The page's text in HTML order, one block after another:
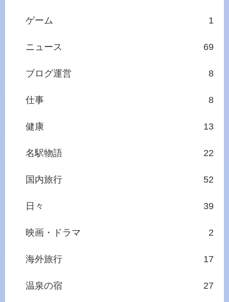
ゲーム 1
ニュース 69
ブログ運営 8
仕事 8
健康 13
名駅物語 22
国内旅行 52
日々 39
映画・ドラマ 2
海外旅行 17
温泉の宿 27